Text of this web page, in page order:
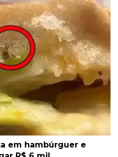
em hambúrguer e